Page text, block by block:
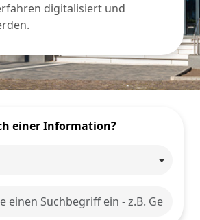
digitalisiert und
einer Information?